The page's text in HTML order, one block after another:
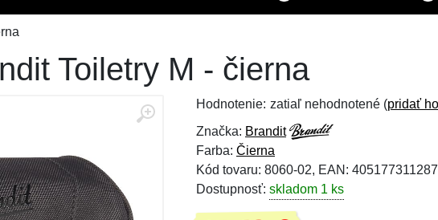
Toiletry M - čierna
Hodnotenie: zatiaľ nehodnotené (pridať
Značka: Brandit
Farba: Čierna
Kód tovaru: 8060-02, EAN:
Dostupnosť: skladom 1 ks